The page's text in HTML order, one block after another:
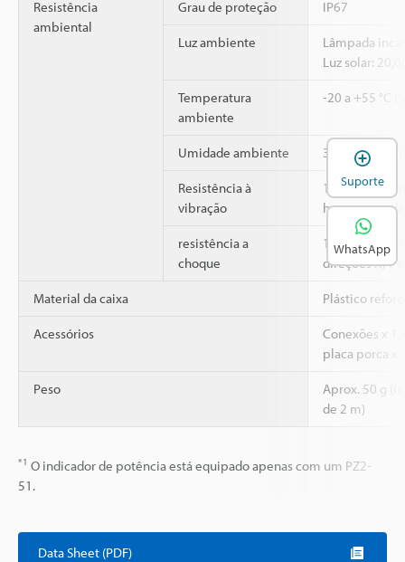
Resistência
ambiental
Grau de proteção IP67
Luz ambiente
Lâmpada
Luz solar:
Temperatura
ambiente
-20 a +55 °C
Umidade ambiente 35 a 85 % RH
Resistência à
vibração
10 a 55 Hz,
horas em
resistência a
choque
1,000 m/s , 6
direções X, Y
Material da caixa Plástico
Acessórios
Conexões x
placa porca x
Peso
Aprox. 50 g
de 2 m)
*1 O indicador de potência está equipado apenas com um PZ2-
51.
Data Sheet (PDF)
Suporte
WhatsApp